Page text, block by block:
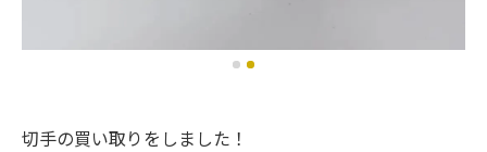
切手の買い取りをしました！